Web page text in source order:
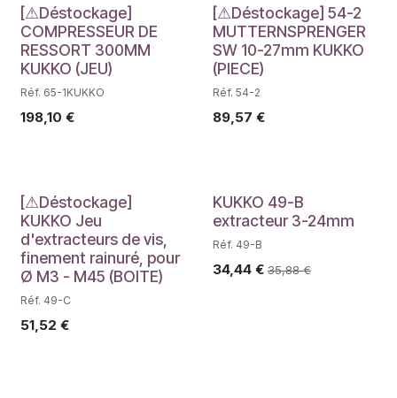
Déstockage
[⚠Déstockage]
COMPRESSEUR DE
RESSORT 300MM
KUKKO (JEU)
Réf. 65-1KUKKO
198,10 €
Déstockage
[⚠Déstockage] 54-2
MUTTERNSPRENGER
SW 10-27mm KUKKO
(PIECE)
Réf. 54-2
89,57 €
Déstockage
[⚠Déstockage]
KUKKO Jeu
d'extracteurs de vis,
finement rainuré, pour
Ø M3 - M45 (BOITE)
Réf. 49-C
51,52 €
KUKKO 49-B
extracteur 3-24mm
Réf. 49-B
34,44€ 35,88€